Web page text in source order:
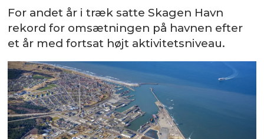
For andet år i træk satte Skagen Havn
rekord for omsætningen på havnen efter
et år med fortsat højt aktivitetsniveau.